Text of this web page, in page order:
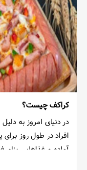
کراکف چیست؟
در دنیای امروز به
افراد در طول روز
آماده و غذاهایی